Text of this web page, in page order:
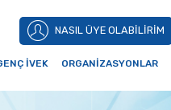
NASIL ÜYE OLABİLİRİM
İVEK ORGANİZASYONLAR